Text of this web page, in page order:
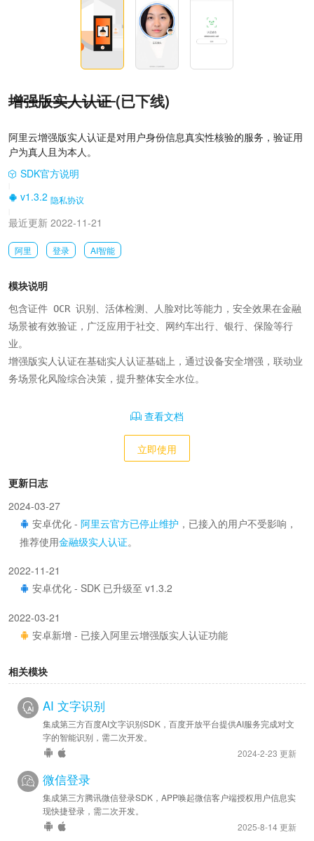
增强版实人认证(已下线)
阿里云增强版实人认证是对用户身份信息真实性核验的服务，验证用
户为真人且为本人。
SDK官方说明
v1.3.2 隐私协议
最近更新 2022-11-21
阿里 登录 AI智能
模块说明
包含证件 OCR 识别、活体检测、人脸对比等能力，安全效果在金融
场景被有效验证，广泛应用于社交、网约车出行、银行、保险等行
业。
增强版实人认证在基础实人认证基础上，通过设备安全增强，联动业
务场景化风险综合决策，提升整体安全水位。
查看文档
立即使用
更新日志
2024-03-27
安卓优化 - 阿里云官方已停止维护 ，已接入的用户不受影响，
推荐使用金融级实人认证。
2022-11-21
安卓优化 - SDK 已升级至 v1.3.2
2022-03-21
安卓新增 - 已接入阿里云增强版实人认证功能
相关模块
AI 文字识别
集成第三方百度AI文字识别SDK，百度开放平台提供AI服务完成对文
字的智能识别，需二次开发。
2024-2-23 更新
微信登录
集成第三方腾讯微信登录SDK，APP唤起微信客户端授权用户信息实
现快捷登录，需二次开发。
2025-8-14 更新